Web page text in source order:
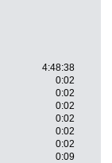
4:48:38
0:02
0:02
0:02
0:02
0:02
0:02
0:09